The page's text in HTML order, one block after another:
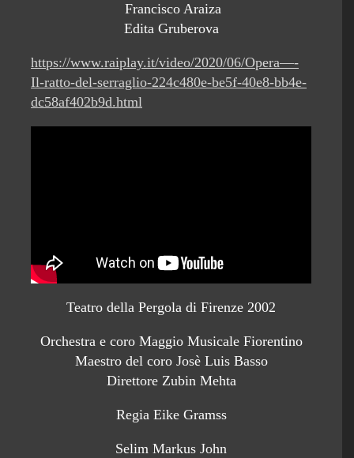
Francisco Araiza
Edita Gruberova
https://www.raiplay.it/video/2020/06/Opera—-
Il-ratto-del-serraglio-224c480e-be5f-40e8-bb4e-
dc58af402b9d.html
Teatro della Pergola di Firenze 2002
Orchestra e coro Maggio Musicale Fiorentino
Maestro del coro Josè Luis Basso
Direttore Zubin Mehta
Regia Eike Gramss
Selim Markus John